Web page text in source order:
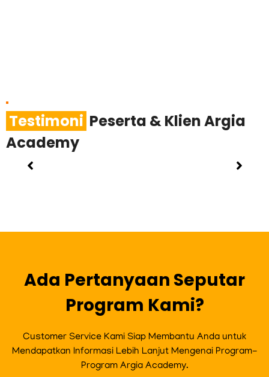
Testimoni Peserta & Klien Argia
Academy
Ada Pertanyaan Seputar
Program Kami?
Customer Service Kami Siap Membantu Anda untuk
Mendapatkan Informasi Lebih Lanjut Mengenai Program-
Program Argia Academy.